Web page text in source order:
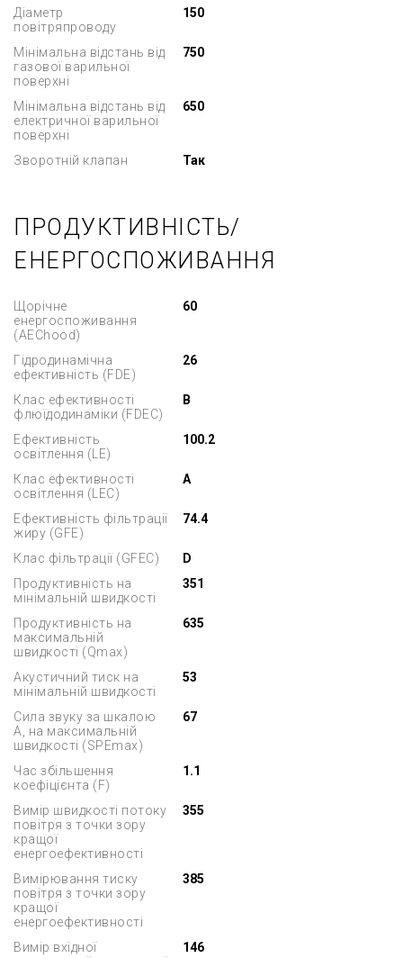
Діаметр
повітряпроводу
150
Мінімальна відстань від
газової варильної
поверхні
750
Мінімальна відстань від
електричної варильної
поверхні
650
Зворотній клапан Так
ПРОДУКТИВНІСТЬ/
ЕНЕРГОСПОЖИВАННЯ
Щорічне
енергоспоживання
(AEChood)
60
Гідродинамічна
ефективність (FDE)
26
Клас ефективності
флюїдодинаміки (FDEC)
B
Ефективність
освітлення (LE)
100.2
Клас ефективності
освітлення (LEC)
A
Ефективність фільтрації
жиру (GFE)
74.4
Клас фільтрації (GFEC)
D
Продуктивність на
мінімальній швидкості
351
Продуктивність на
максимальній
швидкості (Qmax)
635
Акустичний тиск на
мінімальній швидкості
53
Сила звуку за шкалою
А, на максимальній
швидкості (SPEmax)
67
Час збільшення
коефіцієнта (F)
1.1
Вимір швидкості потоку
повітря з точки зору
кращої
енергоефективності
355
Вимірювання тиску
повітря з точки зору
кращої
енергоефективності
385
Вимір вхідної
146